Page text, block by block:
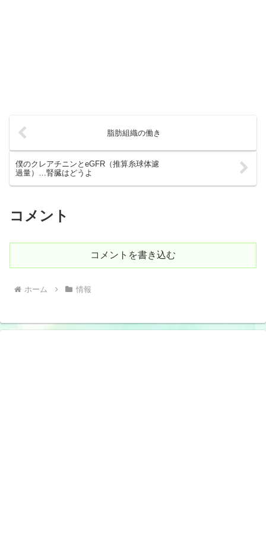
脂肪組織の働き
僕のクレアチニンとeGFR（推算糸球体濾
過量）…腎臓はどうよ
コメント
コメントを書き込む
ホーム 情報